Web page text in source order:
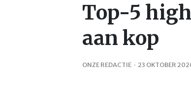
Top-5
aan kop
ONZE REDACTIE · 23 OKTOBER